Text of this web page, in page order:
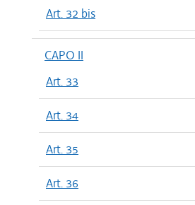
Art. 32 bis
CAPO II
Art. 33
Art. 34
Art. 35
Art. 36